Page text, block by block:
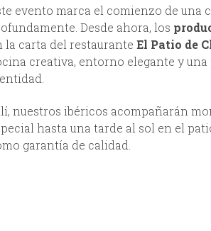
evento marca el comienzo de una
Desde ahora, los
la carta del restauranteEl Patio de
creativa, entorno elegante y
nuestros ibéricos acompañarán
hasta una tarde al sol en el
garantía de calidad.